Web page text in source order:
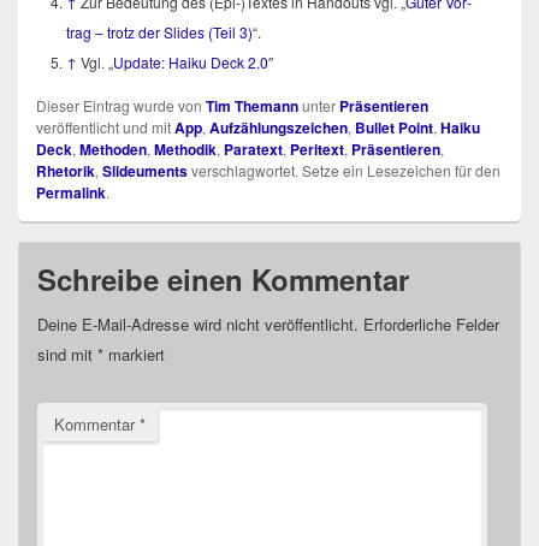
trag – trotz der Slides (Teil 3)“.
↑ Vgl. „Update: Hai­ku Deck 2.0″
Dieser Eintrag wurde von Tim Themannunter Präsentieren
veröffentlicht und mitApp, Aufzählungszeichen, Bullet Point, Haiku
Deck, Methoden, Methodik, Paratext, Peritext, Präsentieren,
Rhetorik, Slideumentsverschlagwortet. Setze ein Lesezeichen für den
Permalink.
Schreibe einen Kommentar
Deine E-Mail-Adresse wird nicht veröffentlicht. Erforderliche Felder
sind mit * markiert
Kommentar*